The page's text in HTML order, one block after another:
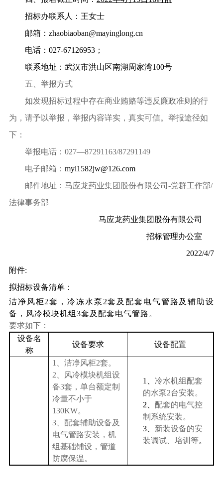
招标办联系人：王女士
邮箱： zhaobiaoban@mayinglong.cn
电话： 027-67126953；
联系地址：武汉市洪山区南湖周家湾100号
五、 举报方式
如发现招标过程中存在商业贿赂等违反廉政准则的行
为，请予以举报，举报内容详实，真实可信。举报途径如
下：
举报电话： 027—87291163/87291149
电子邮箱： myl1582jw@126.com
邮件地址：马应龙药业集团股份有限公司 -党群工作部/
法律事务部
马应龙药业集团股份有限公司
招标管理办公室
2022/4/7
附件:
拟招标设备清单：
洁净风柜2套，冷冻水泵 2套及配套电气管路及辅助设
备，风冷模块机组 3套及配套电气管路 。
要求如下：
设备名
称
设备要求 设备配置
1 、洁净风柜2套。
2 、风冷模块机组设
备3套，单台额定制
冷量不小于
130KW。
3 、配套辅助设备及
电气管路安装，机
组基础铺设，管道
防腐保温。
1、 冷水机组配套
的水泵2台安装。
2、 配套的电气控
制系统安装。
3、 新装设备的安
装调试、培训等。